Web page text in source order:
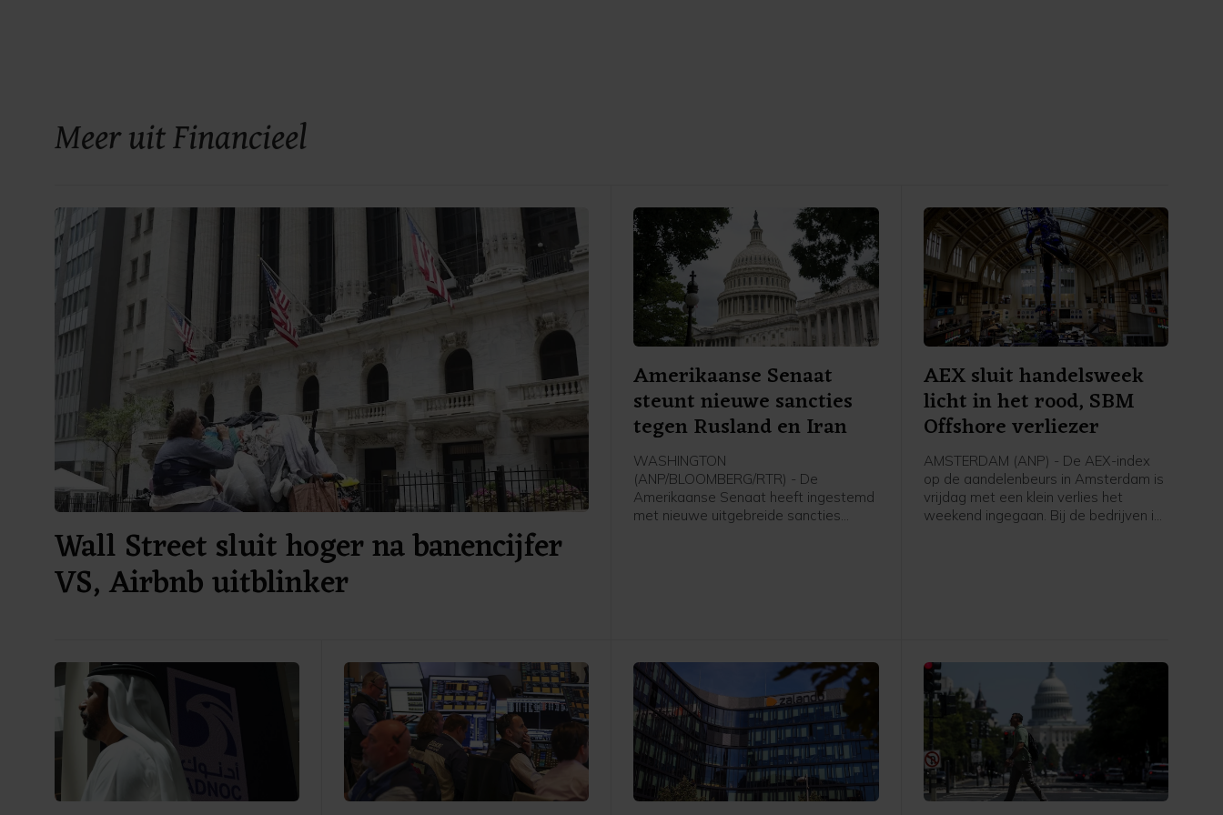
Meer uit Financieel
Wall Street sluit hoger na banencijfer
VS, Airbnb uitblinker
Amerikaanse Senaat
steunt nieuwe sancties
tegen Rusland en Iran
WASHINGTON
(ANP/BLOOMBERG/RTR) - De
Amerikaanse Senaat heeft ingestemd
met nieuwe uitgebreide sancties
AEX sluit handelsweek
licht in het rood, SBM
Offshore verliezer
AMSTERDAM (ANP) - De AEX-index
op de aandelenbeurs in Amsterdam is
vrijdag met een klein verlies het
weekend ingegaan. Bij de bedrijven in
belangrijke Amerikaanse
banenrapport, dat veel zwakker uitviel
dan verwacht.